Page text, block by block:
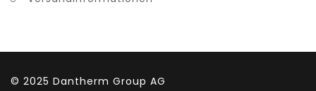
© 2025 Dantherm Group AG